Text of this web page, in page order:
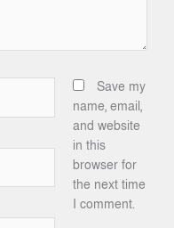
Save my
name, email,
and website
in this
browser for
the next time
I comment.